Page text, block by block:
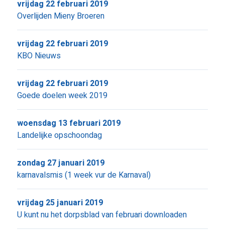
Overlijden Mieny Broeren
vrijdag 22 februari 2019
KBO Nieuws
vrijdag 22 februari 2019
Goede doelen week 2019
vrijdag 22 februari 2019
Landelijke opschoondag
woensdag 13 februari 2019
karnavalsmis (1 week vur de Karnaval)
zondag 27 januari 2019
U kunt nu het dorpsblad van februari downloaden
vrijdag 25 januari 2019